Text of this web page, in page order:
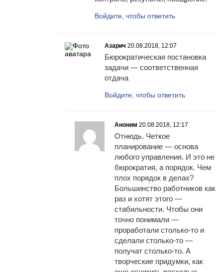
Войдите, чтобы ответить
Азарич 20.08.2018, 12:07
Бюрократическая постановка
задачи — соответственная
отдача
Войдите, чтобы ответить
Аноним 20.08.2018, 12:17
Отнюдь. Четкое
планирование — основа
любого управления. И это не
бюрократия, а порядок. Чем
плох порядок в делах?
Большинство работников как
раз и хотят этого —
стабильности. Чтобы они
точно понимали —
проработали столько-то и
сделали столько-то —
получат столько-то. А
творческие придумки, как